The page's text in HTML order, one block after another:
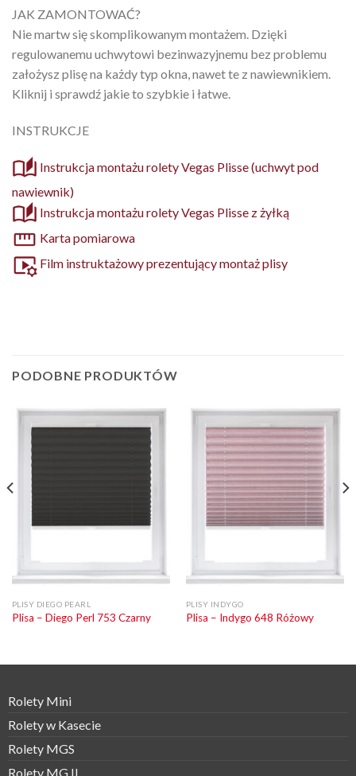
JAK ZAMONTOWAĆ?
Nie martw się skomplikowanym montażem. Dzięki
regulowanemu uchwytowi bezinwazyjnemu bez problemu
założysz plisę na każdy typ okna, nawet te z nawiewnikiem.
Kliknij i sprawdź jakie to szybkie i łatwe.
INSTRUKCJE
Instrukcja montażu rolety Vegas Plisse (uchwyt pod
nawiewnik)
Instrukcja montażu rolety Vegas Plisse z żyłką
Karta pomiarowa
Film instruktażowy prezentujący montaż plisy
PODOBNE PRODUKTÓW
PLISY DIEGO PEARL
Plisa – Diego Perl 753 Czarny
PLISY INDYGO
Plisa – Indygo 648 Różowy
Rolety Mini
Rolety w Kasecie
Rolety MGS
Rolety MG II